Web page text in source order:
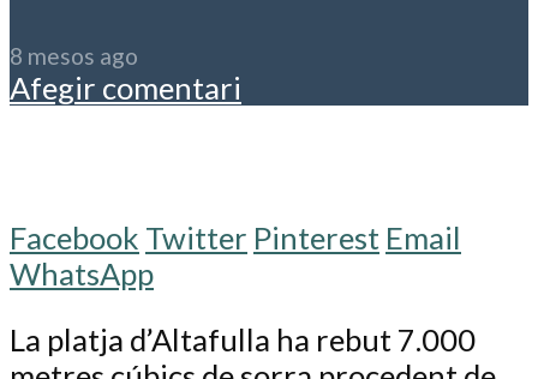
8 mesos ago
Afegir comentari
Facebook Twitter Pinterest Email
WhatsApp
La platja d’Altafulla ha rebut 7.000